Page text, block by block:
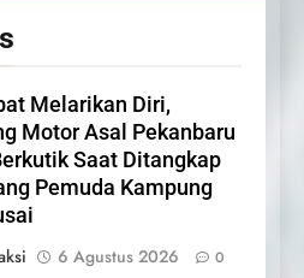
Melarikan Diri,
Motor Asal Pekanbaru
Saat Ditangkap
Pemuda Kampung
6 Agustus 2026 0
Hari Kebangkitan
Pemerintah Kabupaten